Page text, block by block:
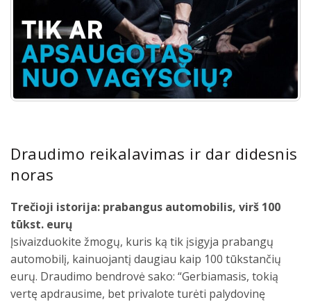
Draudimo reikalavimas ir dar didesnis
noras
Trečioji istorija: prabangus automobilis, virš 100
tūkst. eurų
Įsivaizduokite žmogų, kuris ką tik įsigyja prabangų
automobilį, kainuojantį daugiau kaip 100 tūkstančių
eurų. Draudimo bendrovė sako: “Gerbiamasis, tokią
vertę apdrausime, bet privalote turėti palydovinę